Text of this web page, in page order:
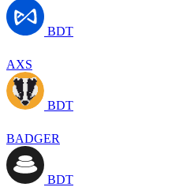
BDT
AXS
BDT
BADGER
BDT